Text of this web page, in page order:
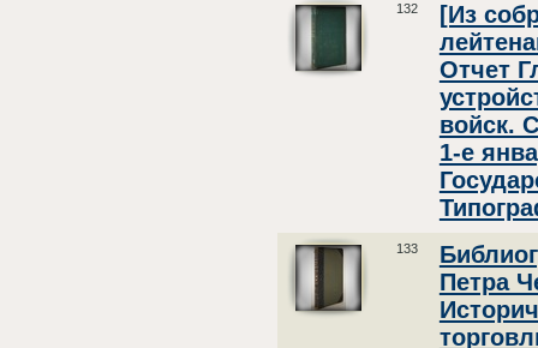
132
[Из
Отчет
войск.
1-е
133
Петра